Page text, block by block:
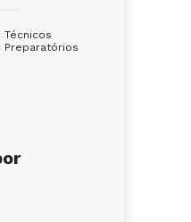
Técnicos
Preparatórios